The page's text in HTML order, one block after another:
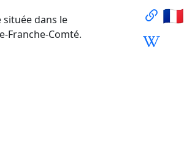
dans le
Franche-Comté.
🇫🇷